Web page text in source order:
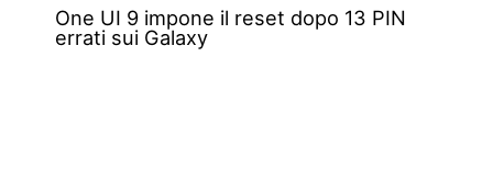
One UI 9 impone il reset dopo 13 PIN
errati sui Galaxy